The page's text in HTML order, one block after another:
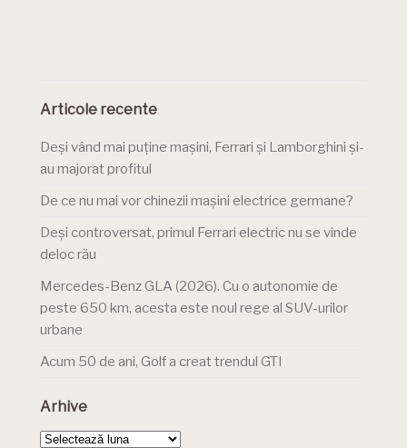
Articole recente
Deși vând mai puține mașini, Ferrari și Lamborghini și-
au majorat profitul
De ce nu mai vor chinezii mașini electrice germane?
Deși controversat, primul Ferrari electric nu se vinde
deloc rău
Mercedes-Benz GLA (2026). Cu o autonomie de
peste 650 km, acesta este noul rege al SUV-urilor
urbane
Acum 50 de ani, Golf a creat trendul GTI
Arhive
Arhive